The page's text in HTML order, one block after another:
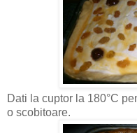
Dati la cuptor la 180°C
o scobitoare.